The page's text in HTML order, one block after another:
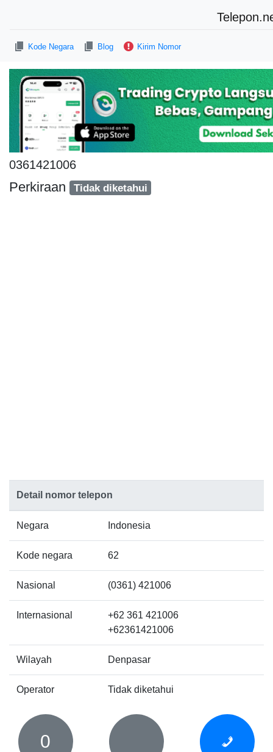
Kode Negara Blog Kirim Nomor
0361421006
Perkiraan Tidak diketahui
Detail nomor telepon
Negara Indonesia
Kode negara 62
Nasional (0361) 421006
Internasional
+62 361 421006
+62361421006
Wilayah Denpasar
Operator Tidak diketahui
0